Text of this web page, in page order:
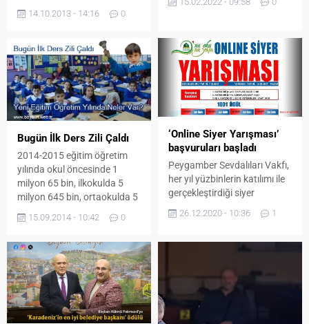
Makinesi, tarım ve
hayvancılıkla uğraşan
sağlıyor. Ot, yonca, fiğ ve
mısır gibi bitkileri besin
değerini düşürmeden
doğrayan makine, yaklaşık
30 metrelik boru ile doğradığı
otu istenilen yere
istiflemesiyle de ayrı bir
önem arz ediyor. İcat ettikleri
makinenin tasarımından...
14.10.2013 - 14:16 0
sebzelerin adet fiyatları cep
ihtiyaçlarını adet olarak
almaya başladı dedi. Gelecek
Partisi Bayburt İl Başkanı
Nazir Güler sosyal medya
hesabından yaptığı yazılı
açıklamayla fiyatlara tepki
gösterdi. Başkan Güler, “
Fiyatlar çok yüksek. Gün...
Bugün İlk Ders Zili Çaldı
2014-2015 eğitim öğretim
yılında okul öncesinde 1
milyon 65 bin, ilkokulda 5
milyon 645 bin, ortaokulda 5
lisesinde 4 milyon 600 bin
milyon 400 bin öğrenci ders
başı yapacak. Yeni eğitim
öğretim yılında neler olacak?
Milli Eğitim Bakanlığı (MEB),
yeni...
15.09.2014 - 10:42 0
‘Online Siyer Yarışması’
başvuruları başladı
Peygamber Sevdalıları Vakfı,
her yıl yüzbinlerin katılımı ile
gerçekleştirdiği siyer
yarışmasını bu yıl
pandemiden dolayı online
Yarışma hakkında bilgi veren
Bayburt temsilcisi Maşallah
Oruçoğlu, “O’nu Oku O’nu
Yaşa” temalı siyer
yarışmasını bu yıl
26.12.2020 - 10:36 1